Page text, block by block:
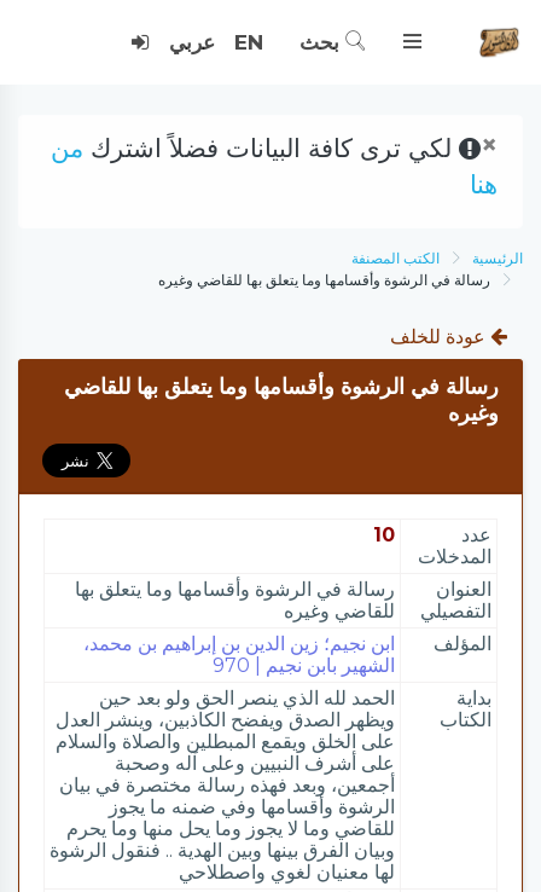
بحث EN عربي
× لكي ترى كافة البيانات فضلاً اشترك من
هنا
الرئيسية
الكتب المصنفة
رسالة في الرشوة وأقسامها وما يتعلق بها للقاضي وغيره
عودة للخلف
رسالة في الرشوة وأقسامها وما يتعلق بها للقاضي
وغيره
عدد
المدخلات
10
العنوان
التفصيلي
رسالة في الرشوة وأقسامها وما يتعلق بها
للقاضي وغيره
المؤلف
ابن نجيم؛ زين الدين بن إبراهيم بن محمد،
الشهير بابن نجيم | 970
بداية
الكتاب
الحمد لله الذي ينصر الحق ولو بعد حين
ويظهر الصدق ويفضح الكاذبين، وينشر العدل
على الخلق ويقمع المبطلين والصلاة والسلام
على أشرف النبيين وعلى آله وصحبة
أجمعين، وبعد فهذه رسالة مختصرة في بيان
الرشوة وأقسامها وفي ضمنه ما يجوز
للقاضي وما لا يجوز وما يحل منها وما يحرم
وبيان الفرق بينها وبين الهدية .. فنقول الرشوة
لها معنيان لغوي واصطلاحي